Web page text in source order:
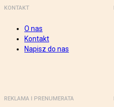
KONTAKT
O nas
Kontakt
Napisz do nas
REKLAMA I PRENUMERATA